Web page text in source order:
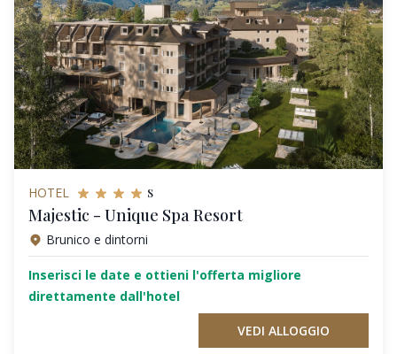
HOTEL s
Majestic - Unique Spa Resort
Brunico e dintorni
Inserisci le date e ottieni l'offerta migliore
direttamente dall'hotel
VEDI ALLOGGIO